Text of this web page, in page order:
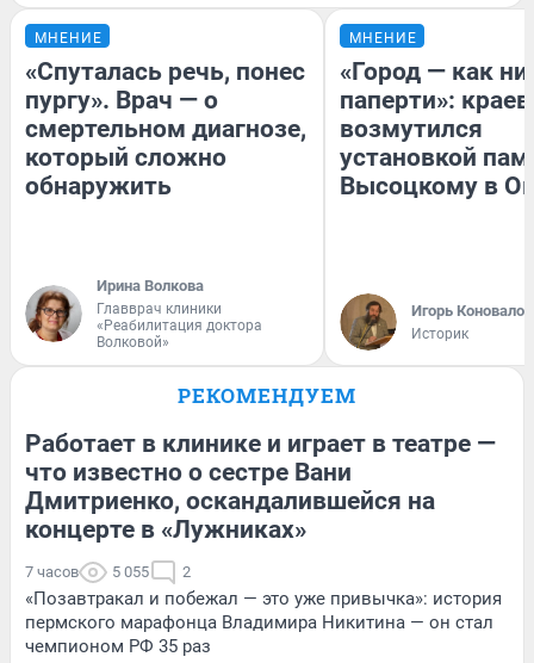
МНЕНИЕ
«Спуталась речь, понес
пургу». Врач — о
смертельном диагнозе,
который сложно
обнаружить
Ирина Волкова
Главврач клиники
«Реабилитация доктора
Волковой»
МНЕНИЕ
«Город — как
паперти»:
возмутился
установкой
Высоцкому в
Игорь Коновалов
Историк
РЕКОМЕНДУЕМ
Работает в клинике и играет в театре —
что известно о сестре Вани
Дмитриенко, оскандалившейся на
концерте в «Лужниках»
7 часов 5 055 2
«Позавтракал и побежал — это уже привычка»: история
пермского марафонца Владимира Никитина — он стал
чемпионом РФ 35 раз